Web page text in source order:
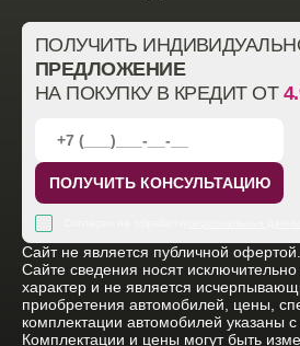
ПОЛУЧИТЬ
ПРЕДЛОЖЕНИЕ
НА ПОКУПКУ В КРЕДИТ ОТ
ПОЛУЧИТЬ КОНСУЛЬТАЦИЮ
Cайт не является публичной
Сайте сведения носят
характер и не является
приобретения автомобилей, цены,
комплектации автомобилей указаны
Комплектации и цены могут быть